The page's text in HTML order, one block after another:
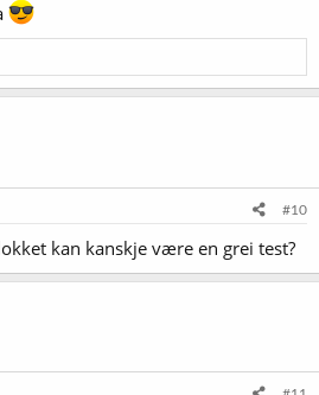
#10
kan kanskje være en grei test?